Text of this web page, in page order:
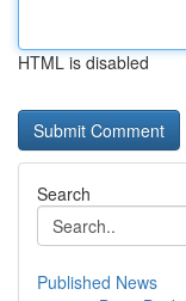
HTML is disabled
Search
Published News